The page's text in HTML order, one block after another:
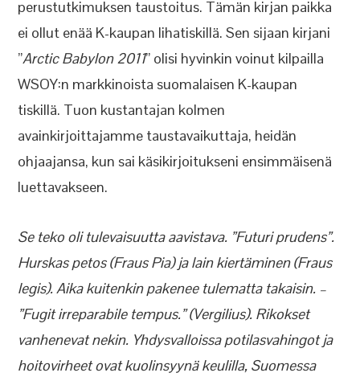
perustutkimuksen taustoitus. Tämän kirjan paikka
ei ollut enää K-kaupan lihatiskillä. Sen sijaan kirjani
”Arctic Babylon 2011” olisi hyvinkin voinut kilpailla
WSOY:n markkinoista suomalaisen K-kaupan
tiskillä. Tuon kustantajan kolmen
avainkirjoittajamme taustavaikuttaja, heidän
ohjaajansa, kun sai käsikirjoitukseni ensimmäisenä
luettavakseen.
Se teko oli tulevaisuutta aavistava. ”Futuri prudens”.
Hurskas petos (Fraus Pia) ja lain kiertäminen (Fraus
legis). Aika kuitenkin pakenee tulematta takaisin. –
”Fugit irreparabile tempus.” (Vergilius). Rikokset
vanhenevat nekin. Yhdysvalloissa potilasvahingot ja
hoitovirheet ovat kuolinsyynä keulilla, Suomessa